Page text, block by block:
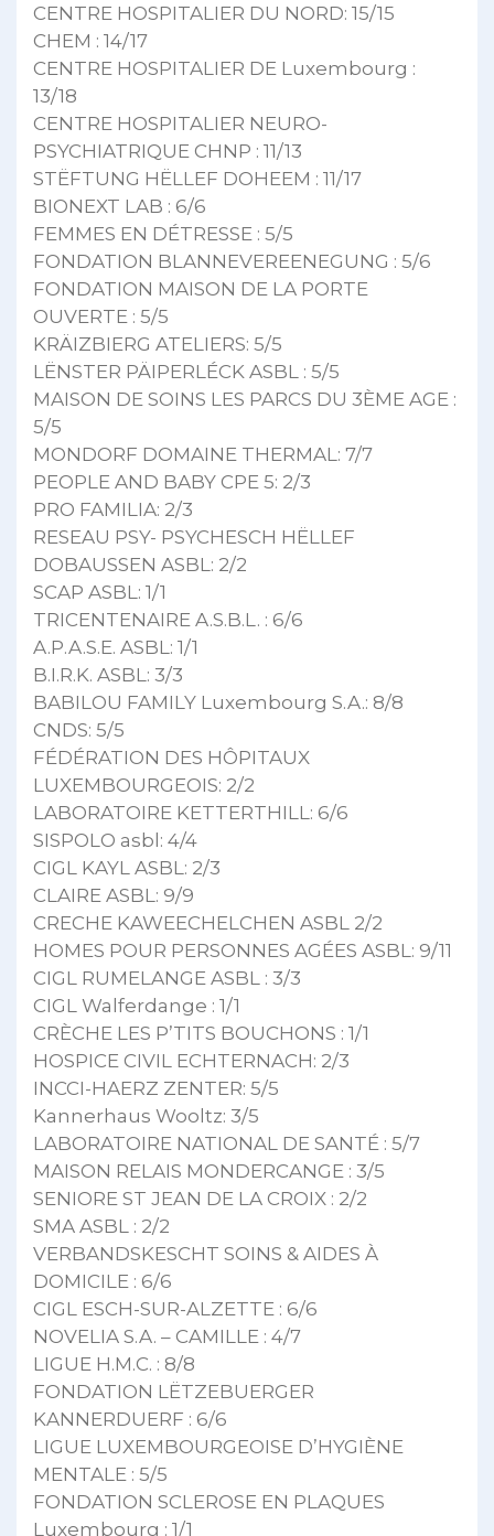
CENTRE HOSPITALIER DU NORD: 15/15
CHEM : 14/17
CENTRE HOSPITALIER DE Luxembourg :
13/18
CENTRE HOSPITALIER NEURO-
PSYCHIATRIQUE CHNP : 11/13
STËFTUNG HËLLEF DOHEEM : 11/17
BIONEXT LAB : 6/6
FEMMES EN DÉTRESSE : 5/5
FONDATION BLANNEVEREENEGUNG : 5/6
FONDATION MAISON DE LA PORTE
OUVERTE : 5/5
KRÄIZBIERG ATELIERS: 5/5
LËNSTER PÄIPERLÉCK ASBL : 5/5
MAISON DE SOINS LES PARCS DU 3ÈME AGE :
5/5
MONDORF DOMAINE THERMAL: 7/7
PEOPLE AND BABY CPE 5: 2/3
PRO FAMILIA: 2/3
RESEAU PSY- PSYCHESCH HËLLEF
DOBAUSSEN ASBL: 2/2
SCAP ASBL: 1/1
TRICENTENAIRE A.S.B.L. : 6/6
A.P.A.S.E. ASBL: 1/1
B.I.R.K. ASBL: 3/3
BABILOU FAMILY Luxembourg S.A.: 8/8
CNDS: 5/5
FÉDÉRATION DES HÔPITAUX
LUXEMBOURGEOIS: 2/2
LABORATOIRE KETTERTHILL: 6/6
SISPOLO asbl: 4/4
CIGL KAYL ASBL: 2/3
CLAIRE ASBL: 9/9
CRECHE KAWEECHELCHEN ASBL 2/2
HOMES POUR PERSONNES AGÉES ASBL: 9/11
CIGL RUMELANGE ASBL : 3/3
CIGL Walferdange : 1/1
CRÈCHE LES P’TITS BOUCHONS : 1/1
HOSPICE CIVIL ECHTERNACH: 2/3
INCCI-HAERZ ZENTER: 5/5
Kannerhaus Wooltz: 3/5
LABORATOIRE NATIONAL DE SANTÉ : 5/7
MAISON RELAIS MONDERCANGE : 3/5
SENIORE ST JEAN DE LA CROIX : 2/2
SMA ASBL : 2/2
VERBANDSKESCHT SOINS & AIDES À
DOMICILE : 6/6
CIGL ESCH-SUR-ALZETTE : 6/6
NOVELIA S.A. – CAMILLE : 4/7
LIGUE H.M.C. : 8/8
FONDATION LËTZEBUERGER
KANNERDUERF : 6/6
LIGUE LUXEMBOURGEOISE D’HYGIÈNE
MENTALE : 5/5
FONDATION SCLEROSE EN PLAQUES
Luxembourg : 1/1